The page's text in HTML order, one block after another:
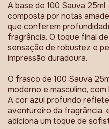
A base de 100 Sauva
composta por notas
que conferem
fragrância. O toque final
sensação de robustez e
impressão duradoura.
O frasco de 100 Sauva
moderno e masculino,
A cor azul profundo
aventureiro da fragrância,
adiciona um toque de